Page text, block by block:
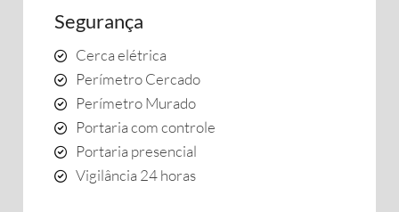
Segurança
Cerca elétrica
Perímetro Cercado
Perímetro Murado
Portaria com controle
Portaria presencial
Vigilância 24 horas